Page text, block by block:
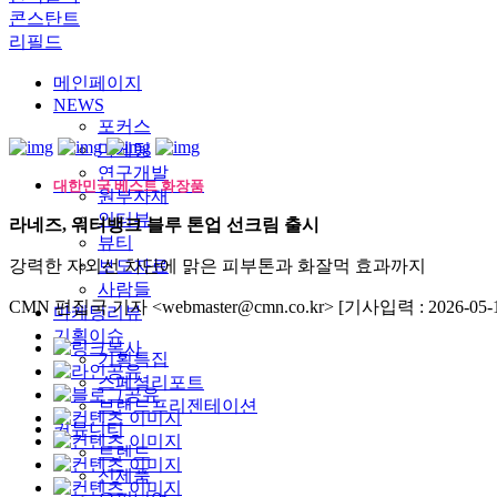
콘스탄트
리필드
메인페이지
NEWS
포커스
마케팅
연구개발
원부자재
인터뷰
뷰티
보도자료
사람들
마케팅리뷰
기획이슈
기획특집
스페셜리포트
브랜드프리젠테이션
커뮤니티
트렌드
신제품
대한민국 베스트 화장품
라네즈, 워터뱅크 블루 톤업 선크림 출시
강력한 자외선 차단에 맑은 피부톤과 화잘먹 효과까지
CMN 편집국 기자 <webmaster@cmn.co.kr> [기사입력 : 2026-